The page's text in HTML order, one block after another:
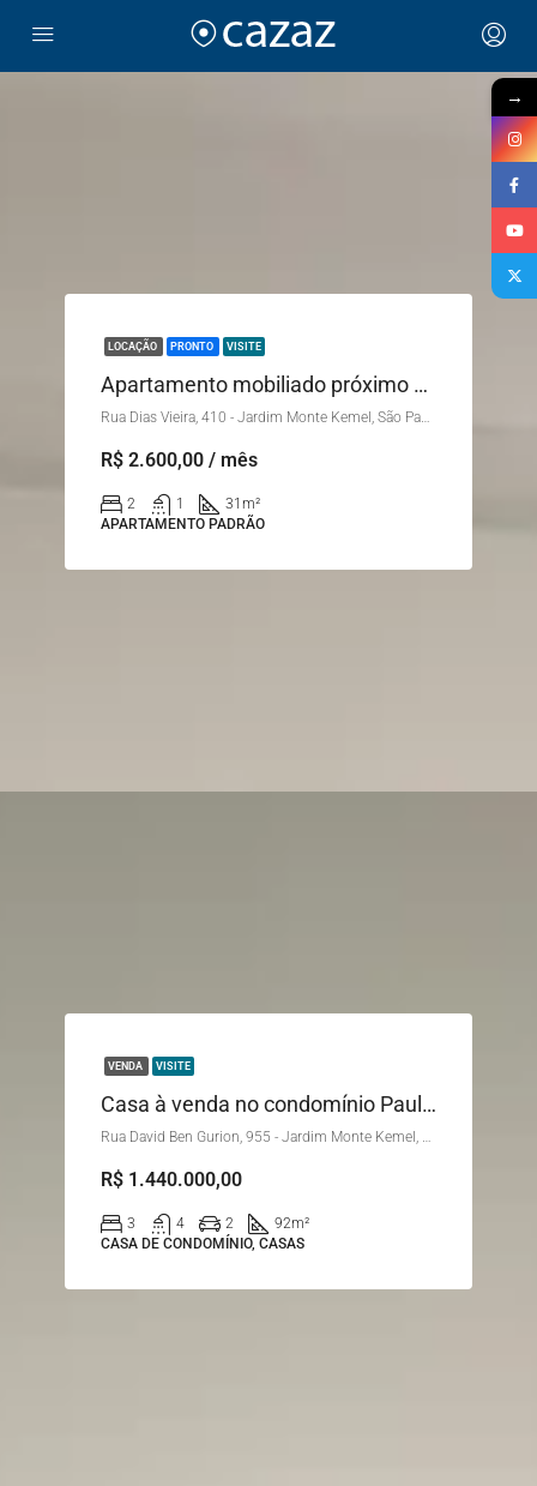
LOCAÇÃO PRONTO VISITE
Apartamento mobiliado próximo ao metrô Vila Sônia
Rua Dias Vieira, 410 - Jardim Monte Kemel, São Paulo - SP, Brasil
R$ 2.600,00 / mês
2 1 31 m²
APARTAMENTO PADRÃO
VENDA VISITE
Casa à venda no condomínio Paulistano
Rua David Ben Gurion, 955 - Jardim Monte Kemel, São Paulo - SP, Brasil
R$ 1.440.000,00
3 4 2 92m²
CASA DE CONDOMÍNIO, CASAS
→